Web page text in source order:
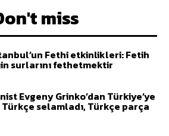
miss
Fethi etkinlikleri: Fetih
surlarını fethetmektir
Evgeny Grinko’dan Türkiye’ye
selamladı, Türkçe parça